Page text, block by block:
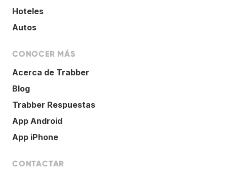
Hoteles
Autos
CONOCER MÁS
Acerca de Trabber
Blog
Trabber Respuestas
App Android
App iPhone
CONTACTAR